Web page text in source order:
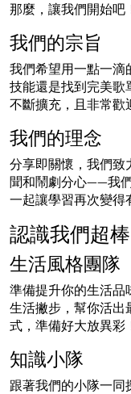
那麼，讓我們開始吧
我們的宗旨
我們希望用一點一滴
技能還是找到完美歌
不斷擴充，且非常歡
我們的理念
分享即關懷，我們致
聞和鬧劇分心——我
一起讓學習再次變得
認識我們超
生活風格團隊
準備提升你的生活品
生活撇步，幫你活出
式，準備好大放異彩
知識小隊
跟著我們的小隊一同